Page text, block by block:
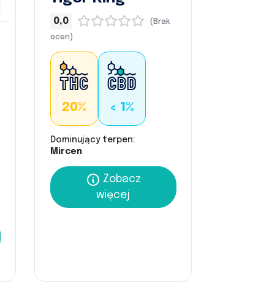
0,0
(Brak
ocen)
20% < 1%
Dominujący terpen:
Mircen
Zobacz
więcej